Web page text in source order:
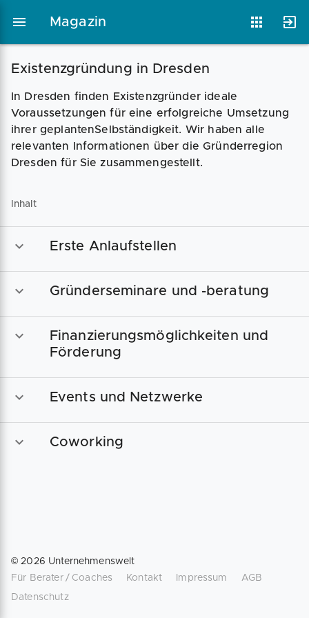
Magazin
Angebote Coaching
Existenzgründung in Dresden
In Dresden finden Existenzgründer ideale
Voraussetzungen für eine erfolgreiche Umsetzung
ihrer geplantenSelbständigkeit. Wir haben alle
relevanten Informationen über die Gründerregion
Dresden für Sie zusammengestellt.
Inhalt
Erste Anlaufstellen
Gründerseminare und -beratung
Finanzierungsmöglichkeiten und
Förderung
Events und Netzwerke
Coworking
©2026 Unternehmenswelt
Für Berater / Coaches
Kontakt Impressum
AGB
Datenschutz